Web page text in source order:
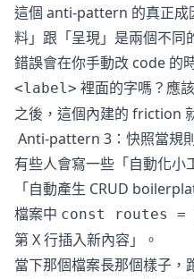
這個 anti-pattern 的真正成
料」跟「呈現」是兩個不同
錯誤會在你手動改 code 的
<label> 裡面的字嗎？應
之後，這個內建的 friction
Anti-pattern 3：快照當規
有些人會寫一些「自動化小
「自動產生 CRUD
檔案中 const routes =
第 X 行插入新內容」。
當下那個檔案長那個樣子